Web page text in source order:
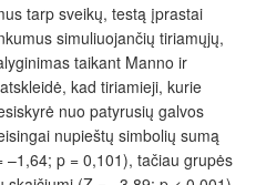
tarp sveikų, testą įprastai
simuliuojančių tiriamųjų,
taikant Manno ir
kad tiriamieji, kurie
nuo patyrusių galvos
nupieštų simbolių sumą
p = 0,101), tačiau grupės